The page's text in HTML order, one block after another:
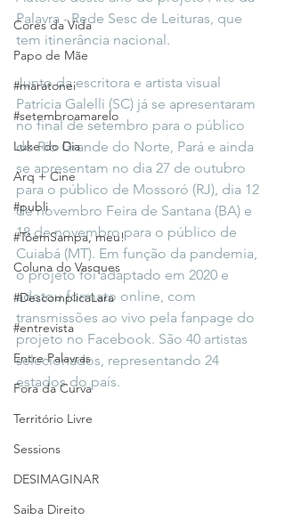
Cores da Vida
Papo de Mãe
#maratonei
#setembroamarelo
Luke do Dia
Arq + Cine
#publi
#TôemSampa, meu!
Coluna do Vasques
#DescomplicaLara
#entrevista
Entre Palavras
Fora da Curva
Território Livre
Sessions
DESIMAGINAR
Saiba Direito
Palavra - Rede Sesc de Leituras, que
tem itinerância nacional.
Junto da escritora e artista visual
Patrícia Galelli (SC) já se apresentaram
no final de setembro para o público
do Rio Grande do Norte, Pará e ainda
se apresentam no dia 27 de outubro
para o público de Mossoró (RJ), dia 12
de novembro Feira de Santana (BA) e
18 de novembro para o público de
Cuiabá (MT). Em função da pandemia,
o projeto foi adaptado em 2020 e
adotou formato online, com
transmissões ao vivo pela fanpage do
projeto no Facebook. São 40 artistas
selecionados, representando 24
estados do país.